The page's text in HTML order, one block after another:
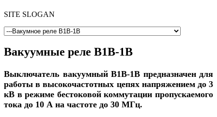
SITE SLOGAN
Вакуумные реле В1В-1В
Выключатель вакуумный В1В-1В предназначен для
работы в высокочастотных цепях напряжением до 3
кВ в режиме бестоковой коммутации пропускаемого
тока до 10 А на частоте до 30 МГц.